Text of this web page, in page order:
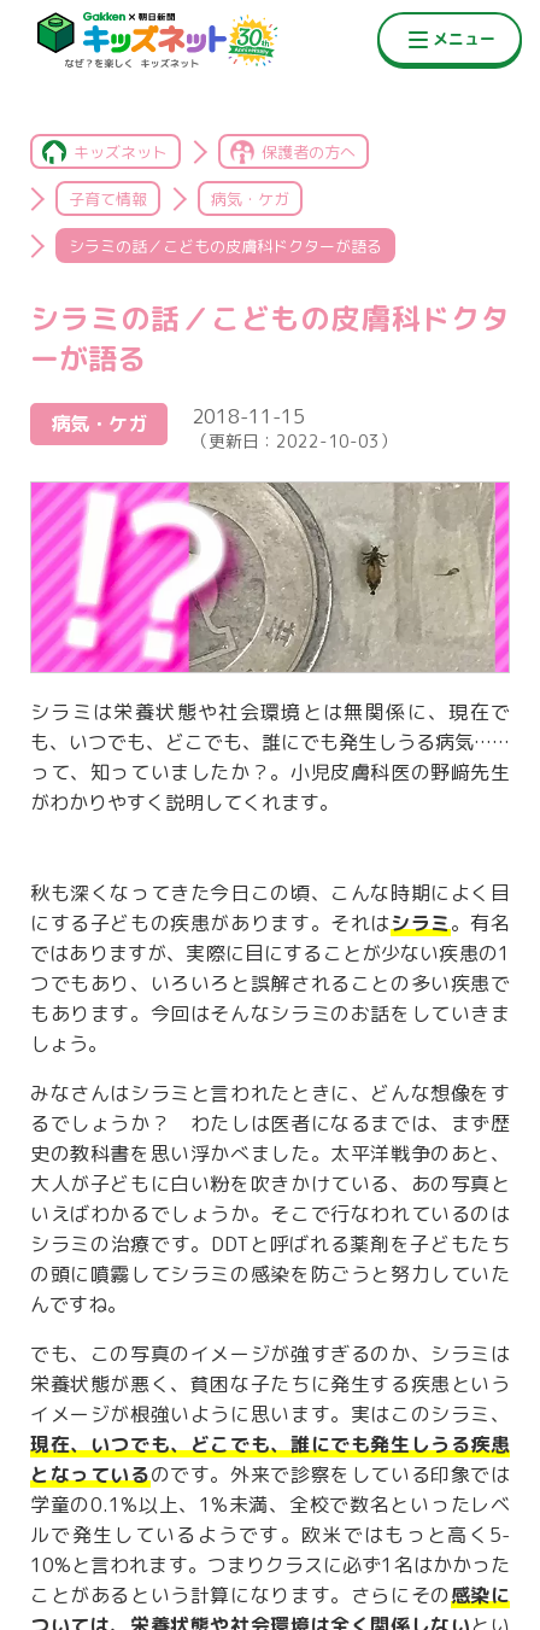
キッズネット 保護者の方へ
子育て情報 病気・ケガ
シラミの話／こどもの皮膚科ドクターが語る
シラミの話／こどもの皮膚科ドクタ
ーが語る
病気・ケガ 2018-11-15
（更新日： 2022-10-03 ）
シラミは栄養状態や社会環境とは無関係に、現在で
も、いつでも、どこでも、誰にでも発生しうる病気……
って、知っていましたか？。小児皮膚科医の野﨑先生
がわかりやすく説明してくれます。
秋も深くなってきた今日この頃、こんな時期によく目
にする子どもの疾患があります。それはシラミ。有名
ではありますが、実際に目にすることが少ない疾患の1
つでもあり、いろいろと誤解されることの多い疾患で
もあります。今回はそんなシラミのお話をしていきま
しょう。
みなさんはシラミと言われたときに、どんな想像をす
るでしょうか？ わたしは医者になるまでは、まず歴
史の教科書を思い浮かべました。太平洋戦争のあと、
大人が子どもに白い粉を吹きかけている、あの写真と
いえばわかるでしょうか。そこで行なわれているのは
シラミの治療です。DDTと呼ばれる薬剤を子どもたち
の頭に噴霧してシラミの感染を防ごうと努力していた
んですね。
でも、この写真のイメージが強すぎるのか、シラミは
栄養状態が悪く、貧困な子たちに発生する疾患という
イメージが根強いように思います。実はこのシラミ、
現在、いつでも、どこでも、誰にでも発生しうる疾患
となっているのです。外来で診察をしている印象では
学童の0.1%以上、1%未満、全校で数名といったレベ
ルで発生しているようです。欧米ではもっと高く5-
10%と言われます。つまりクラスに必ず1名はかかった
ことがあるという計算になります。さらにその感染に